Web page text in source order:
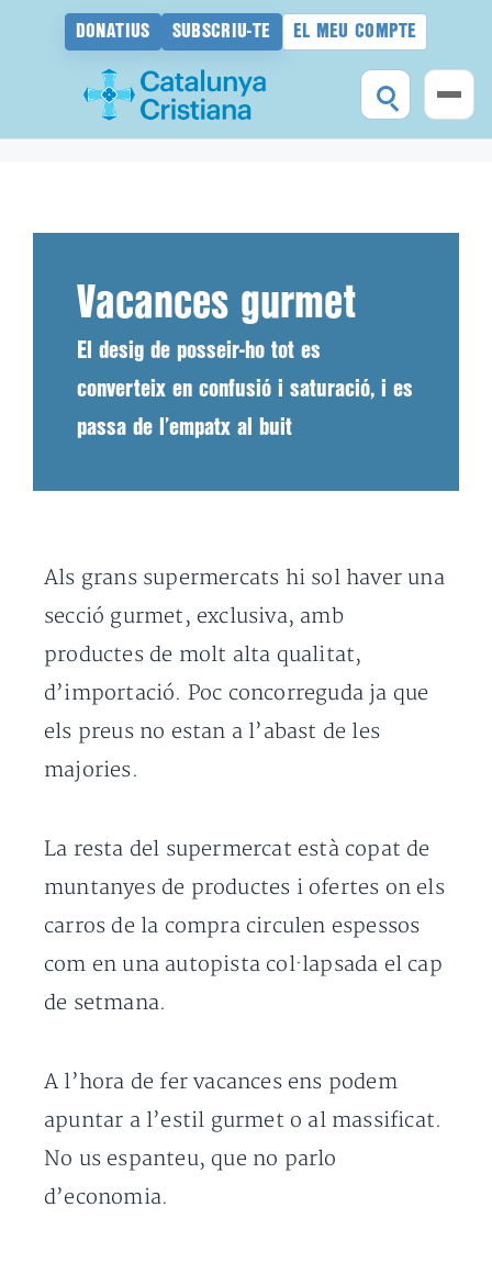
DONATIUS SUBSCRIU-TE EL MEU COMPTE
Vacances gurmet
El desig de posseir-ho tot es
converteix en confusió i saturació, i es
passa de l’empatx al buit
Als grans supermercats hi sol haver una
secció gurmet, exclusiva, amb
productes de molt alta qualitat,
d’importació. Poc concorreguda ja que
els preus no estan a l’abast de les
majories.
La resta del supermercat està copat de
muntanyes de productes i ofertes on els
carros de la compra circulen espessos
com en una autopista col·lapsada el cap
de setmana.
A l’hora de fer vacances ens podem
apuntar a l’estil gurmet o al massificat.
No us espanteu, que no parlo
d’economia.